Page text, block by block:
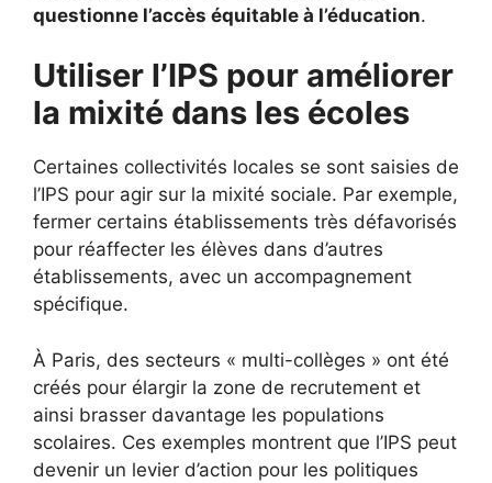
questionne l’accès équitable à l’éducation.
Utiliser l’IPS pour améliorer
la mixité dans les écoles
Certaines collectivités locales se sont saisies de
l’IPS pour agir sur la mixité sociale. Par exemple,
fermer certains établissements très défavorisés
pour réaffecter les élèves dans d’autres
établissements, avec un accompagnement
spécifique.
À Paris, des secteurs « multi-collèges » ont été
créés pour élargir la zone de recrutement et
ainsi brasser davantage les populations
scolaires. Ces exemples montrent que l’IPS peut
devenir un levier d’action pour les politiques